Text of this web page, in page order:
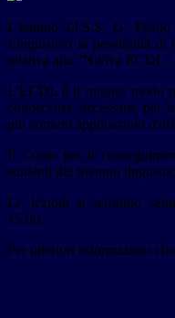
L'Istituto I.I.S.S. G.
Linguistico la possibilità di
relativa alla "Nuova ECDL".
L'ECDL è il miglior modo
conoscenze necessarie per
più comuni applicazioni
Il Corso per il
studenti del triennio
Le lezioni si terranno
15.00.
Per ulteriori informazioni